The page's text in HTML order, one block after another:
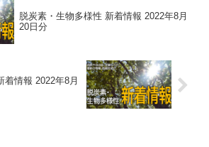
脱炭素・生物多様性 新着情報 2022年8月
20日分
着情報 2022年8月